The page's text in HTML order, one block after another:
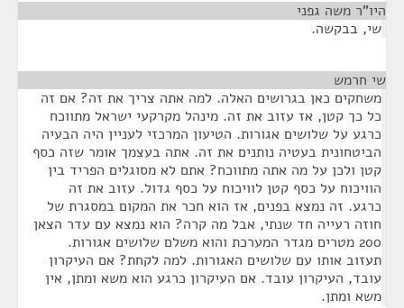
היו"ר משה גפני
שי, בבקשה.
שי חרמש
משחקים כאן בגרושים האלה. למה אתה צריך את זה? אם זה
כל כך קטן, אז עזוב את זה. מינהל מקרקעי ישראל מתווכח
כרגע על שלושים אגורות. הטיעון המרכזי לעניין היה הבעיה
הביטחונית בעטיה נותנים את זה. אתה בעצמך אומר שזה כסף
קטן ולכן על מה אתה מתווכח? אתם לא מסוגלים הפריד בין
הוויכוח על כסף קטן לוויכוח על כסף גדול. עזוב את זה
כרגע. זה נמצא בפנים, אז הוא חכר את המקום במסגרת של
חוזה רעייה חד שנתי, אבל מה קרה? הוא נמצא עם עדר הצאן
200 מטרים מגדר המערכת והוא משלם שלושים אגורות.
תעזוב אותו עם שלושים האגורות. למה לקחת? אם העיקרון
עובד, העיקרון עובד. אם העיקרון כרגע הוא משא ומתן, אין
משא ומתן.